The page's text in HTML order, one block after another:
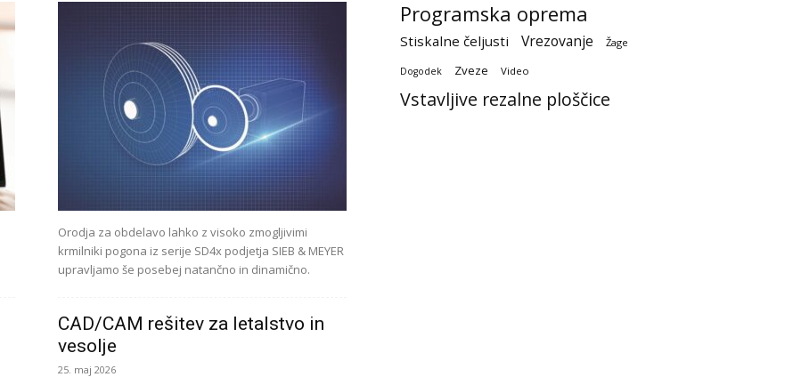
Orodja za obdelavo lahko z visoko zmogljivimi
krmilniki pogona iz serije SD4x podjetja SIEB & MEYER
upravljamo še posebej natančno in dinamično.
CAD/CAM rešitev za letalstvo in
vesolje
25. maj 2026
Programska oprema
Stiskalne čeljusti Vrezovanje Žage
Dogodek Zveze Video
Vstavljive rezalne ploščice